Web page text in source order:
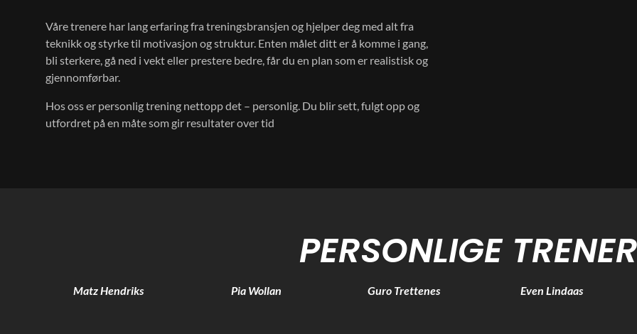
Våre trenere har lang erfaring fra treningsbransjen og hjelper deg med alt fra
teknikk og styrke til motivasjon og struktur. Enten målet ditt er å komme i gang,
bli sterkere, gå ned i vekt eller prestere bedre, får du en plan som er realistisk og
gjennomførbar.
Hos oss er personlig trening nettopp det – personlig. Du blir sett, fulgt opp og
utfordret på en måte som gir resultater over tid
PERSONLIGE
Matz Hendriks Pia Wollan Guro Trettenes Even Lindaas